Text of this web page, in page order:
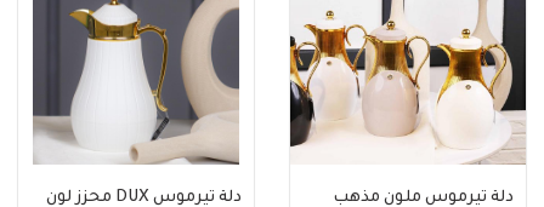
دلة تيرموس ملون مذهب
دلة تيرموس DUX محزز لون